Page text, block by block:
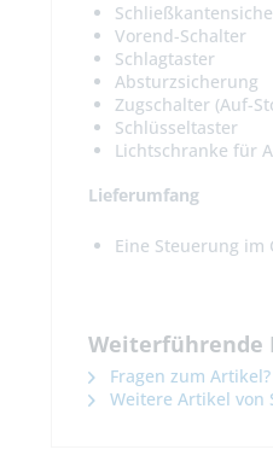
Vorend-Schalter
Schlagtaster
Absturzsicherung
Zugschalter (Auf-
Schlüsseltaster
Lichtschranke für
Lieferumfang
Eine Steuerung im
Weiterführende
Fragen zum Artikel?
Weitere Artikel von